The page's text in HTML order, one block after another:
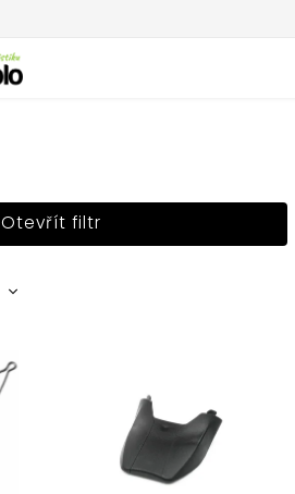
Otevřít filtr